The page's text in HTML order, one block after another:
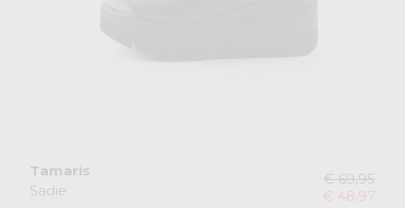
Tamaris
Sadie
€ 69,95
€ 48,97